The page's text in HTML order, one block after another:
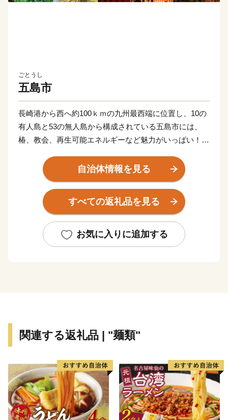
ごとうし
五島市
長崎港から西へ約100ｋｍの九州最西端に位置し、10の
有人島と53の無人島から構成されている五島市には、
椿、教会、再生可能エネルギーなど魅力がいっぱい！
礼品をお届けします。
平成３０年７月には「長崎と天草地方の潜伏キリシタン
関連遺産」が世界遺産に登録されました。 五島市には
「久賀島の集落」と「奈留の江上集落」の２つの構成資
厳しい禁教期を生き抜いた信徒を見守ってきた教会が、
今でも静かに佇んでいます。
自治体情報を見る
すべての返礼品を見る
お気に入りに追加する
関連する返礼品 | "麺類"